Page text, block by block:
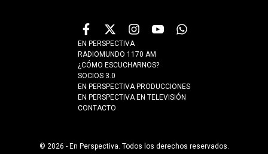
EN PERSPECTIVA
RADIOMUNDO 1170 AM
¿CÓMO ESCUCHARNOS?
SOCIOS 3.0
EN PERSPECTIVA PRODUCCIONES
EN PERSPECTIVA EN TELEVISIÓN
CONTACTO
© 2026 - En Perspectiva. Todos los derechos reservados.